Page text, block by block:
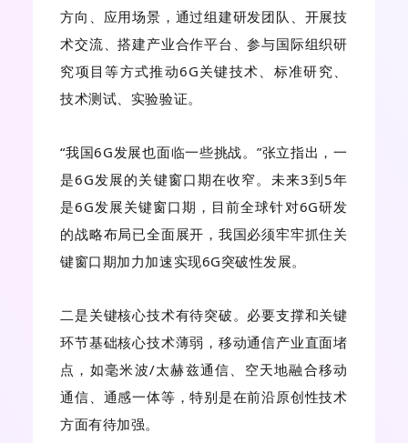
方向、应用场景，通过组建研发团队、开展技
术交流、搭建产业合作平台、参与国际组织研
究项目等方式推动6G关键技术、标准研究、
技术测试、实验验证。
“我国6G发展也面临一些挑战。”张立指出，一
是6G发展的关键窗口期在收窄。未来3到5年
是6G发展关键窗口期，目前全球针对6G研发
的战略布局已全面展开，我国必须牢牢抓住关
键窗口期加力加速实现6G突破性发展。
二是关键核心技术有待突破。必要支撑和关键
环节基础核心技术薄弱，移动通信产业直面堵
点，如毫米波/太赫兹通信、空天地融合移动
通信、通感一体等，特别是在前沿原创性技术
方面有待加强。